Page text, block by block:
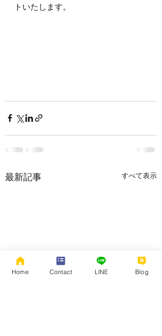
トいたします。
最新記事 すべて表示
Home Contact LINE Blog